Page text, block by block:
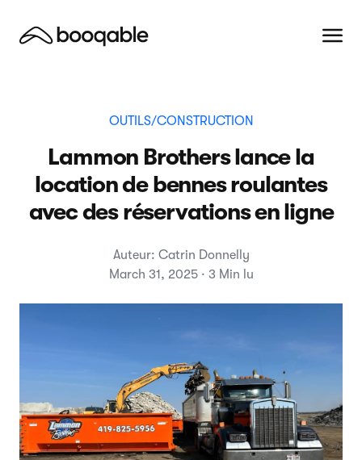
OUTILS/CONSTRUCTION
Lammon Brothers lance la
location de bennes roulantes
avec des réservations en ligne
Auteur: Catrin Donnelly
March 31, 2025 · 3 Min lu